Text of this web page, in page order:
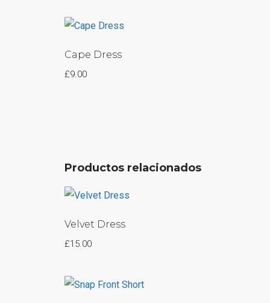
Cape Dress
£9.00
Productos relacionados
Velvet Dress
£15.00